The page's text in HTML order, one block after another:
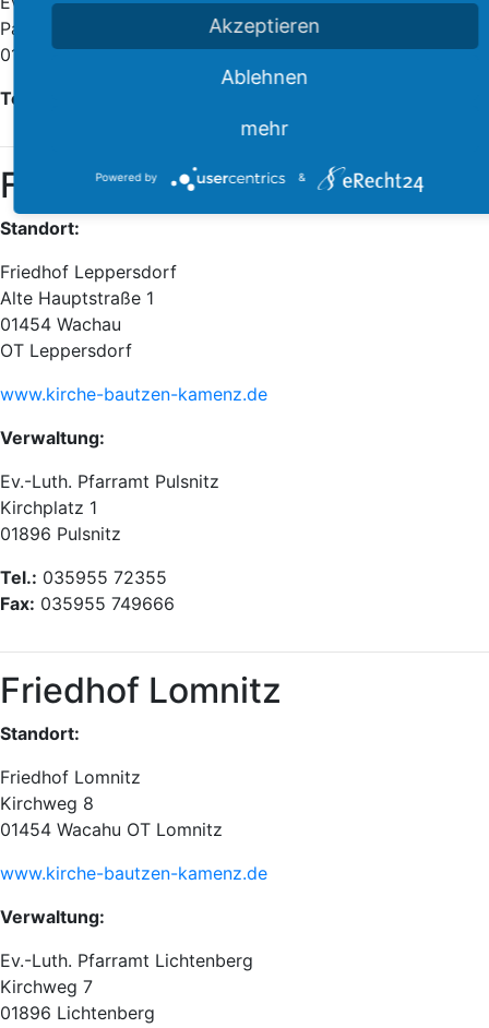
Pappelallee 2
01458 Ottendorf-Okrilla OT Medingen
Tel.:
Friedhof Leppersdorf
Standort:
Friedhof Leppersdorf
Alte Hauptstraße 1
01454 Wachau
OT Leppersdorf
www.kirche-bautzen-kamenz.de
Verwaltung:
Ev.-Luth. Pfarramt Pulsnitz
Kirchplatz 1
01896 Pulsnitz
Tel.: 035955 72355
Fax: 035955 749666
Friedhof Lomnitz
Standort:
Friedhof Lomnitz
Kirchweg 8
01454 Wacahu OT Lomnitz
www.kirche-bautzen-kamenz.de
Verwaltung:
Ev.-Luth. Pfarramt Lichtenberg
Kirchweg 7
01896 Lichtenberg
Akzeptieren
Ablehnen
mehr
Powered by &